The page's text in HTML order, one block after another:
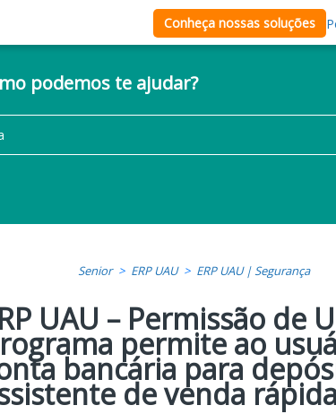
Conheça nossas soluções
podemos te ajudar?
Senior ERP UAU ERP UAU | Segurança
UAU – Permissão de
permite ao
bancária para
de venda rápida